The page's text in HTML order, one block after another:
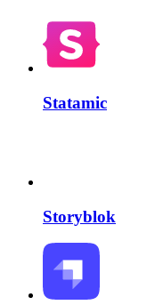
Statamic
Storyblok